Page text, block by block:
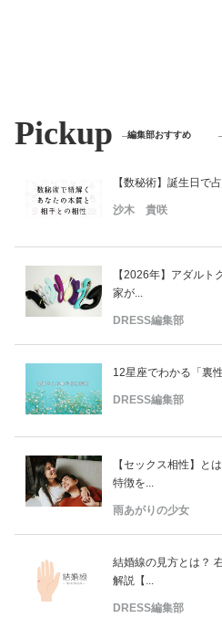
Pickup 編集部おすすめ
【数秘術】誕生日で
沙木 貴咲
【2026年】アダルト
家が...
DRESS編集部
12星座でわかる「裏
DRESS編集部
【セックス相性】と
特徴を...
雨あがりの少女
結婚線の見方とは？
解説【...
DRESS編集部